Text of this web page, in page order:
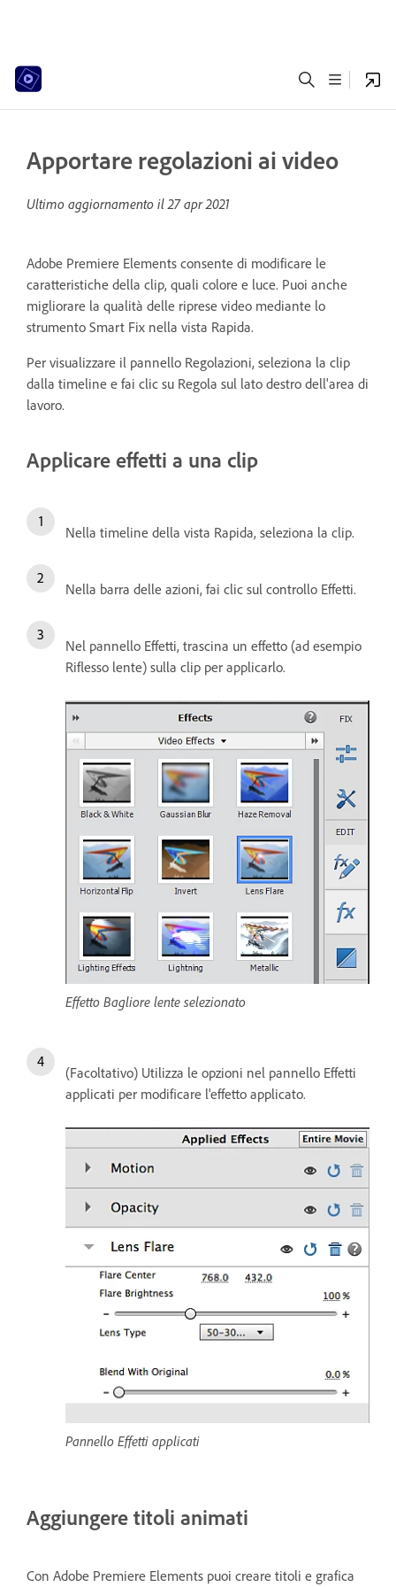
Apportare regolazioni ai video
Ultimo aggiornamento il27 apr 2021
Adobe Premiere Elements consente di modificare le
caratteristiche della clip, quali colore e luce. Puoi anche
migliorare la qualità delle riprese video mediante lo
strumento Smart Fix nella vista Rapida.
Per visualizzare il pannello Regolazioni, seleziona la clip
dalla timeline e fai clic su Regola sul lato destro dell'area di
lavoro.
Applicare effetti a una clip
Nella timeline della vista Rapida, seleziona la clip.
Nella barra delle azioni, fai clic sul controllo Effetti.
Nel pannello Effetti, trascina un effetto (ad esempio
Riflesso lente) sulla clip per applicarlo.
Effetto Bagliore lente selezionato
(Facoltativo) Utilizza le opzioni nel pannello Effetti
applicati per modificare l'effetto applicato.
Pannello Effetti applicati
Aggiungere titoli animati
Con Adobe Premiere Elements puoi creare titoli e grafica